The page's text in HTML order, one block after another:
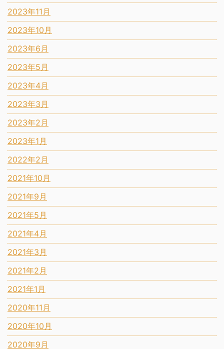
2023年11月
2023年10月
2023年6月
2023年5月
2023年4月
2023年3月
2023年2月
2023年1月
2022年2月
2021年10月
2021年9月
2021年5月
2021年4月
2021年3月
2021年2月
2021年1月
2020年11月
2020年10月
2020年9月